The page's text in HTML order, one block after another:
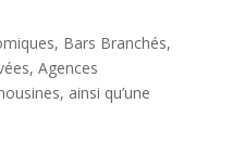
Bars Branchés,
Agences
ainsi qu’une